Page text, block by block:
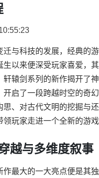
迁与科技的发展，经典的
生以来便深受玩家喜爱，
轩辕剑系列的新作揭开了
开启了一段跨越时空的奇
思、对古代文明的挖掘与
领玩家走进一个全新的游
越与多维度叙事
作最大的一大亮点便是其